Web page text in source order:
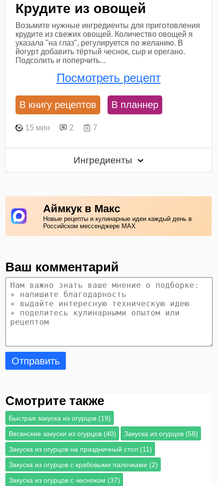
Крудите из овощей
Возьмите нужные ингредиенты для приготовления
крудите из свежих овощей. Количество овощей я
указала "на глаз", регулируется по желанию. В
йогурт добавить тёртый чеснок, сыр и орегано.
Подсолить и поперчить...
Посмотреть рецепт
В книгу рецептов В планнер
15 мин 2 7
Ингредиенты
Аймкук в Макс
Новые рецепты и кулинарные идеи каждый день в
Российском мессенджере MAX
Ваш комментарий
Отправить
Смотрите также
Быстрая закуска из огурцов (19)
Веганские закуски из огурцов (40)
Закуска из огурцов (58)
Закуска из огурцов на праздничный стол (11)
Закуска из огурцов с крабовыми палочками (2)
Закуска из огурцов с чесноком (37)